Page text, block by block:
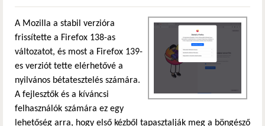
A Mozilla a stabil verzióra
frissítette a Firefox 138-as
változatot, és most a Firefox 139-
es verziót tette elérhetővé a
nyilvános bétatesztelés számára.
A fejlesztők és a kíváncsi
felhasználók számára ez egy
lehetőség arra, hogy első kézből tapasztalják meg a böngésző